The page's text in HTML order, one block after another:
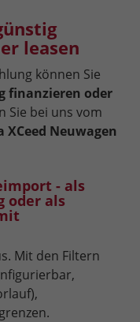
leasen
können Sie
finanzieren oder
Sie bei uns vom
XCeed Neuwagen
- als
oder als
Mit den Filtern